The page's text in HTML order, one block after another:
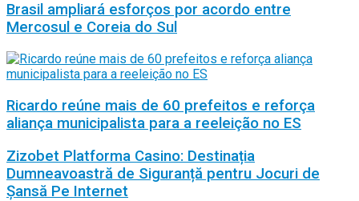
Brasil ampliará esforços por acordo entre
Mercosul e Coreia do Sul
Ricardo reúne mais de 60 prefeitos e reforça
aliança municipalista para a reeleição no ES
Zizobet Platforma Casino: Destinația
Dumneavoastră de Siguranță pentru Jocuri de
Șansă Pe Internet